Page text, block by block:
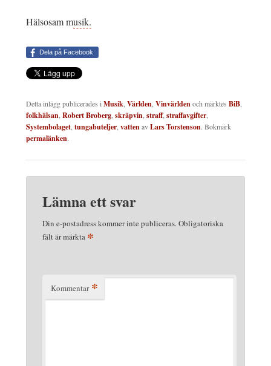
Hälsosam musik.
Dela på Facebook
Detta inlägg publicerades iMusik,Världen,Vinvärldenoch märktes BiB,
folkhälsan,Robert Broberg,skräpvin,straff,straffavgifter,
Systembolaget,tungabuteljer,vattenavLars Torstenson. Bokmärk
permalänken.
Lämna ett svar
Din e-postadress kommer inte publiceras.Obligatoriska
fält är märkta *
Kommentar *